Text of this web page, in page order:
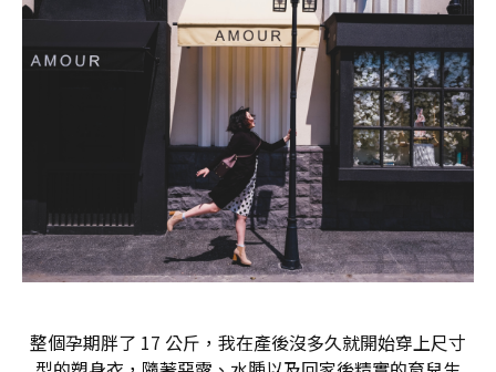
整個孕期胖了 17 公斤，我在產後沒多久就開始穿上尺寸